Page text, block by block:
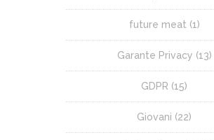
future meat (1)
Garante Privacy (13)
GDPR (15)
Giovani (22)